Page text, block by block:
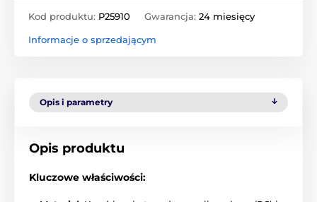
Kod produktu: P25910 Gwarancja: 24 miesięcy
Informacje o sprzedającym
Opis i parametry
Opis produktu
Kluczowe właściwości: